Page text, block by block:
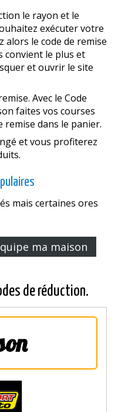
le rayon et le
exécuter votre
alors le code de remise
convient le plus et
et ouvrir le site
Avec le Code
faites vos courses
remise dans le panier.
et vous profiterez
mais certaines offres
ma maison
de réduction.